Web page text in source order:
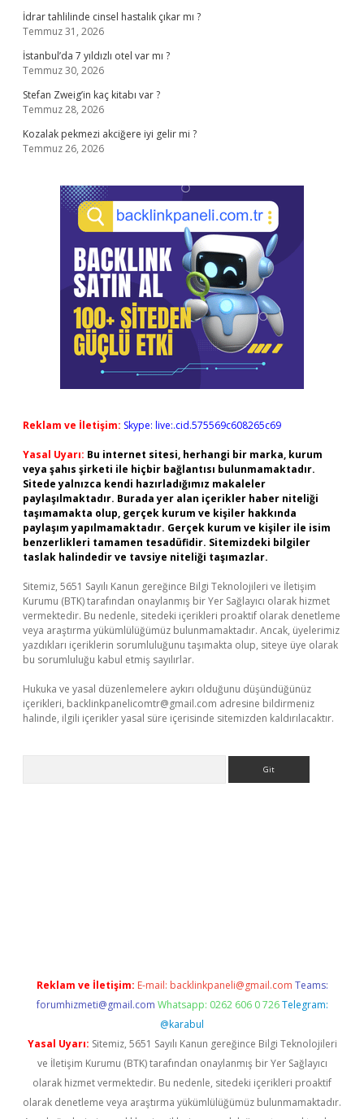
İdrar tahlilinde cinsel hastalık çıkar mı ?
Temmuz 31, 2026
İstanbul’da 7 yıldızlı otel var mı ?
Temmuz 30, 2026
Stefan Zweig’in kaç kitabı var ?
Temmuz 28, 2026
Kozalak pekmezi akciğere iyi gelir mi ?
Temmuz 26, 2026
Reklam ve İletişim: Skype: live:.cid.575569c608265c69
Yasal Uyarı: Bu internet sitesi, herhangi bir marka, kurum
veya şahıs şirketi ile hiçbir bağlantısı bulunmamaktadır.
Sitede yalnızca kendi hazırladığımız makaleler
paylaşılmaktadır. Burada yer alan içerikler haber niteliği
taşımamakta olup, gerçek kurum ve kişiler hakkında
paylaşım yapılmamaktadır. Gerçek kurum ve kişiler ile isim
benzerlikleri tamamen tesadüfidir. Sitemizdeki bilgiler
taslak halindedir ve tavsiye niteliği taşımazlar.
Sitemiz, 5651 Sayılı Kanun gereğince Bilgi Teknolojileri ve İletişim
Kurumu (BTK) tarafından onaylanmış bir Yer Sağlayıcı olarak hizmet
vermektedir. Bu nedenle, sitedeki içerikleri proaktif olarak denetleme
veya araştırma yükümlülüğümüz bulunmamaktadır. Ancak, üyelerimiz
yazdıkları içeriklerin sorumluluğunu taşımakta olup, siteye üye olarak
bu sorumluluğu kabul etmiş sayılırlar.
Hukuka ve yasal düzenlemelere aykırı olduğunu düşündüğünüz
içerikleri, backlinkpanelicomtr@gmail.com adresine bildirmeniz
halinde, ilgili içerikler yasal süre içerisinde sitemizden kaldırılacaktır.
Reklam ve İletişim: E-mail: backlinkpaneli@gmail.com Teams:
forumhizmeti@gmail.com Whatsapp: 0262 606 0 726 Telegram:
@karabul
Yasal Uyarı: Sitemiz, 5651 Sayılı Kanun gereğince Bilgi Teknolojileri
ve İletişim Kurumu (BTK) tarafından onaylanmış bir Yer Sağlayıcı
olarak hizmet vermektedir. Bu nedenle, sitedeki içerikleri proaktif
olarak denetleme veya araştırma yükümlülüğümüz bulunmamaktadır.